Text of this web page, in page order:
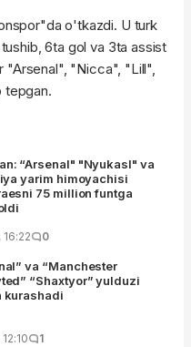
o'tkazdi. U turk
6ta gol va 3ta assist
"Arsenal", "Nicca", "Lill",
tepgan.
“Arsenal" "Nyukasl" va
yarim himoyachisi
75 million funtga
16:22 0
va “Manchester
“Shaxtyor” yulduzi
kurashadi
1